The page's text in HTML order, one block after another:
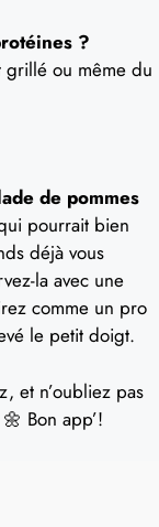
?
ou même du
de pommes
pourrait bien
déjà vous
la avec une
comme un pro
le petit doigt.
et n’oubliez pas
Bon app’!